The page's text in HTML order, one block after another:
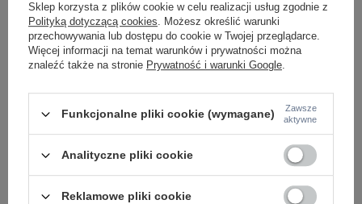
+ Dodaj do porównania
Ilość produktów
+ Dodaj do porównania
Ilość produktów
Sklep korzysta z plików cookie w celu realizacji usług zgodnie z
Polityką dotyczącą cookies. Możesz określić warunki
przechowywania lub dostępu do cookie w Twojej przeglądarce.
Więcej informacji na temat warunków i prywatności można
znaleźć także na stronie Prywatność i warunki Google.
Funkcjonalne pliki cookie (wymagane)
Zawsze
aktywne
Analityczne pliki cookie
Reklamowe pliki cookie